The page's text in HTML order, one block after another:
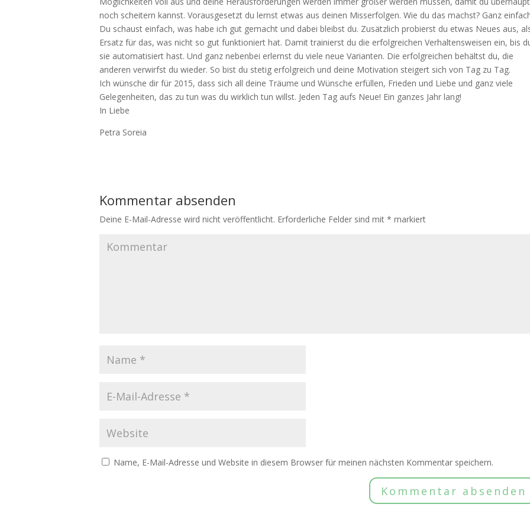
noch scheitern kannst. Vorausgesetzt du lernst etwas aus deinen Misserfolgen. Wie du das machst? Ganz
Du schaust einfach, was habe ich gut gemacht und dabei bleibst du. Zusätzlich probierst du etwas Neues aus,
Ersatz für das, was nicht so gut funktioniert hat. Damit trainierst du die erfolgreichen Verhaltensweisen ein, bis
sie automatisiert hast. Und ganz nebenbei erlernst du viele neue Varianten. Die erfolgreichen behältst du, die
anderen verwirfst du wieder. So bist du stetig erfolgreich und deine Motivation steigert sich von Tag zu Tag.
Ich wünsche dir für 2015, dass sich all deine Träume und Wünsche erfüllen, Frieden und Liebe und ganz viele
Gelegenheiten, das zu tun was du wirklich tun willst. Jeden Tag aufs Neue! Ein ganzes Jahr lang!
In Liebe
Petra Soreia
Kommentar absenden
Deine E-Mail-Adresse wird nicht veröffentlicht. Erforderliche Felder sind mit * markiert
Name, E-Mail-Adresse und Website in diesem Browser für meinen nächsten Kommentar speichern.